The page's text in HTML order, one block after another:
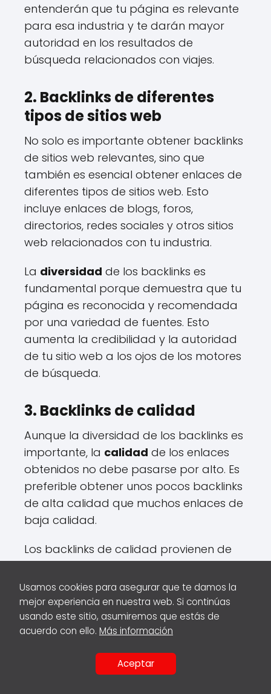
entenderán que tu página es relevante
para esa industria y te darán mayor
autoridad en los resultados de
búsqueda relacionados con viajes.
2. Backlinks de diferentes
tipos de sitios web
No solo es importante obtener backlinks
de sitios web relevantes, sino que
también es esencial obtener enlaces de
diferentes tipos de sitios web. Esto
incluye enlaces de blogs, foros,
directorios, redes sociales y otros sitios
web relacionados con tu industria.
La diversidad de los backlinks es
fundamental porque demuestra que tu
página es reconocida y recomendada
por una variedad de fuentes. Esto
aumenta la credibilidad y la autoridad
de tu sitio web a los ojos de los motores
de búsqueda.
3. Backlinks de calidad
Aunque la diversidad de los backlinks es
importante, la calidad de los enlaces
obtenidos no debe pasarse por alto. Es
preferible obtener unos pocos backlinks
de alta calidad que muchos enlaces de
baja calidad.
Los backlinks de calidad provienen de
sitios web con una buena reputación,
una alta autoridad de dominio y un
buen flujo de tráfico. Estos enlaces son
más valiosos para los motores de
búsqueda y pueden tener un mayor
impacto en la clasificación de tu página.
La diversidad de backlinks es esencial
Usamos cookies para asegurar que te damos la
mejor experiencia en nuestra web. Si continúas
usando este sitio, asumiremos que estás de
acuerdo con ello. Más información
Aceptar